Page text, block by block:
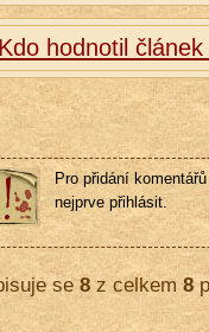
Kdo hodnotil
Pro přidání
nejprve přihlásit.
se8z celkem8